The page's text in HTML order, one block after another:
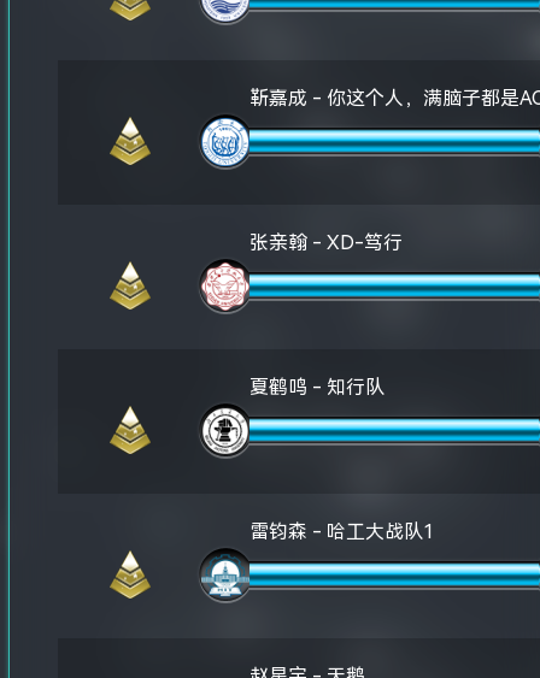
靳嘉成 - 你这个人，满脑子都是
张亲翰 - XD-笃行
夏鹤鸣 - 知行队
雷钧森 - 哈工大战队1